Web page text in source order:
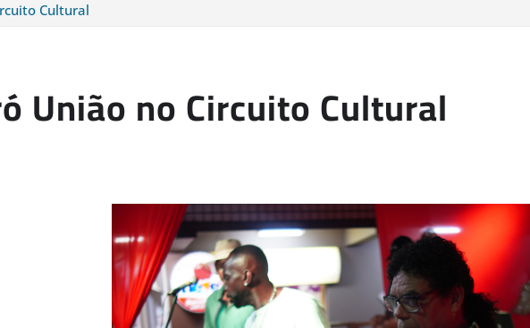
Cultural
União no Circuito Cultural